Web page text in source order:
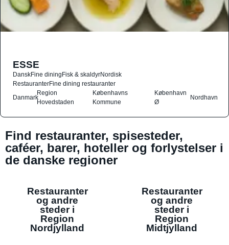
ESSE
DanskFine diningFisk & skaldyrNordisk
RestauranterFine dining restauranter
Danmark
Region
Hovedstaden
Københavns
Kommune
København
Ø
Nordhavn
Find restauranter, spisesteder,
caféer, barer, hoteller og forlystelser i
de danske regioner
Restauranter
og andre
steder i
Region
Nordjylland
Restauranter
og andre
steder i
Region
Midtjylland